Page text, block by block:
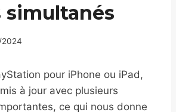
simultanés
2024
pour iPhone ou iPad,
à jour avec plusieurs
ce qui nous donne